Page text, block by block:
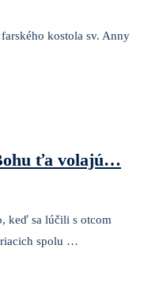
kostola sv. Anny
ťa volajú…
keď sa lúčili s otcom
spolu …